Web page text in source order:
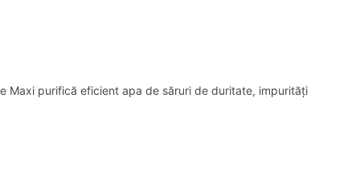
Maxi purifică eficient apa de săruri de duritate, impurități